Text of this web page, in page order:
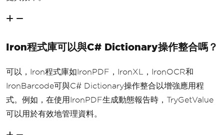
Iron程式庫可以與C# Dictionary操作整合嗎？
可以，Iron程式庫如IronPDF，IronXL，IronOCR和
IronBarcode可與C# Dictionary操作整合以增強應用程
式。例如，在使用IronPDF生成動態報告時，TryGetValue
可以用於有效地管理資料。